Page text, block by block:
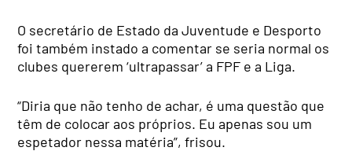
O secretário de Estado da Juventude e Desporto
foi também instado a comentar se seria normal os
clubes quererem ‘ultrapassar’ a FPF e a Liga.
“Diria que não tenho de achar, é uma questão que
têm de colocar aos próprios. Eu apenas sou um
espetador nessa matéria”, frisou.